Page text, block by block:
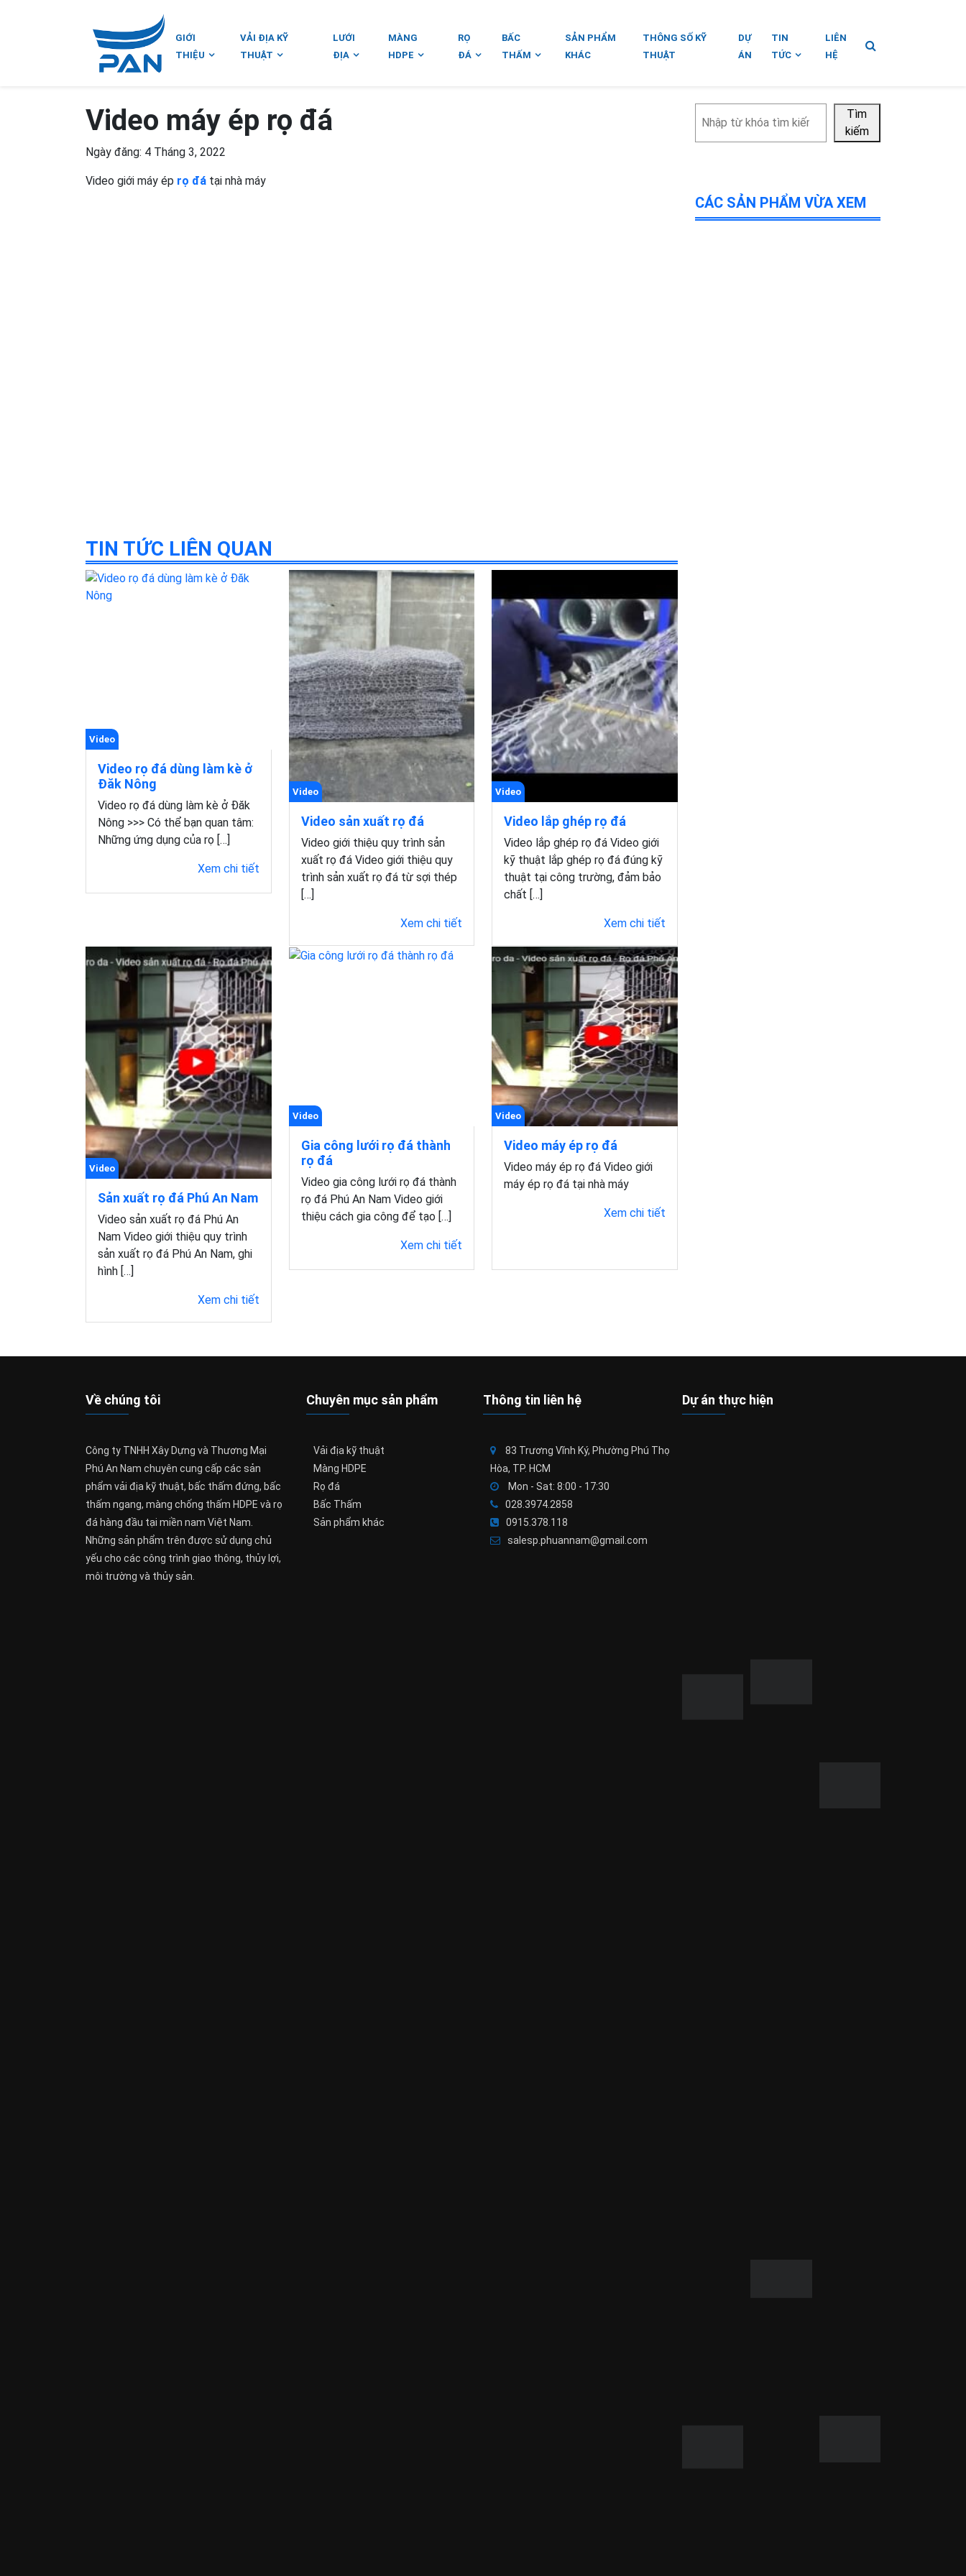
GIỚI
THIỆU
VẢI ĐỊA KỸ
THUẬT
LƯỚI
ĐỊA
MÀNG
HDPE
RỌ
ĐÁ
BẤC
THẤM
SẢN PHẨM
KHÁC
THÔNG SỐ KỸ
THUẬT
DỰ
ÁN
TIN
TỨC
LIÊN
HỆ
Video máy ép rọ đá
Ngày đăng: 4 Tháng 3, 2022
Video giới máy ép rọ đá tại nhà máy
TIN TỨC LIÊN QUAN
Video
Video rọ đá dùng làm kè ở
Đăk Nông
Video rọ đá dùng làm kè ở Đăk
Nông >>> Có thể bạn quan tâm:
Những ứng dụng của rọ […]
Xem chi tiết
Video
Video sản xuất rọ đá
Video giới thiệu quy trình sản
xuất rọ đá Video giới thiệu quy
trình sản xuất rọ đá từ sợi thép
[…]
Xem chi tiết
Video
Video lắp ghép rọ đá
Video lắp ghép rọ đá Video giới
kỹ thuật lắp ghép rọ đá đúng kỹ
thuật tại công trường, đảm bảo
chất […]
Xem chi tiết
Video
Sản xuất rọ đá Phú An Nam
Video sản xuất rọ đá Phú An
Nam Video giới thiệu quy trình
sản xuất rọ đá Phú An Nam, ghi
hình […]
Xem chi tiết
Video
Gia công lưới rọ đá thành
rọ đá
Video gia công lưới rọ đá thành
rọ đá Phú An Nam Video giới
thiệu cách gia công để tạo […]
Xem chi tiết
Video
Video máy ép rọ đá
Video máy ép rọ đá Video giới
máy ép rọ đá tại nhà máy
Xem chi tiết
kiếm
Tìm
kiếm
CÁC SẢN PHẨM VỪA XEM
Về chúng tôi
Công ty TNHH Xây Dựng và Thương Mại
Phú An Nam chuyên cung cấp các sản
phẩm vải địa kỹ thuật, bấc thấm đứng, bấc
thấm ngang, màng chống thấm HDPE và rọ
đá hàng đầu tại miền nam Việt Nam.
Những sản phẩm trên được sử dụng chủ
yếu cho các công trình giao thông, thủy lợi,
môi trường và thủy sản.
Chuyên mục sản phẩm
Vải địa kỹ thuật
Màng HDPE
Rọ đá
Bấc Thấm
Sản phẩm khác
Thông tin liên hệ
83 Trương Vĩnh Ký, Phường Phú Thọ
Hòa, TP. HCM
Mon - Sat: 8:00 - 17:30
028.3974.2858
0915.378.118
salesp.phuannam@gmail.com
Dự án thực hiện